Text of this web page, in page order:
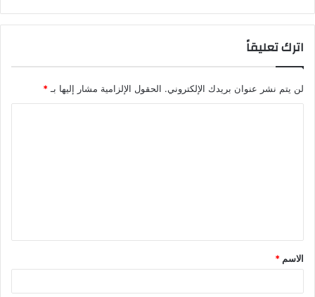
اترك تعليقاً
لن يتم نشر عنوان بريدك الإلكتروني. الحقول الإلزامية مشار إليها بـ*
الاسم *